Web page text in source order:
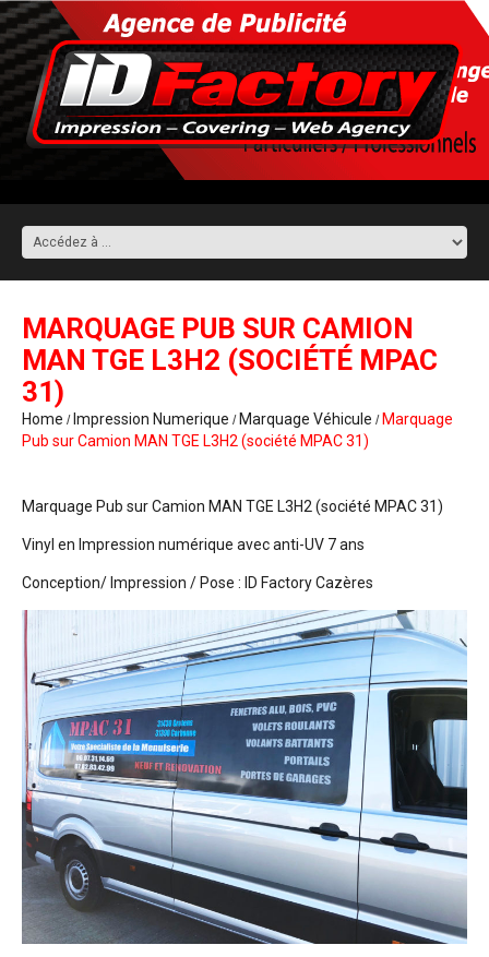
MARQUAGE PUB SUR CAMION
MAN TGE L3H2 (SOCIÉTÉ MPAC
31)
Home Impression Numerique Marquage Véhicule
Marquage
Pub sur Camion MAN TGE L3H2 (société MPAC 31)
Marquage Pub sur Camion MAN TGE L3H2 (société MPAC 31)
Vinyl en Impression numérique avec anti-UV 7 ans
Conception/ Impression / Pose : ID Factory Cazères